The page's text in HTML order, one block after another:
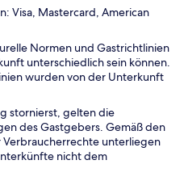
Visa, Mastercard, American
Normen und Gastrichtlinien
unterschiedlich sein können.
wurden von der Unterkunft
stornierst, gelten die
des Gastgebers. Gemäß den
unterliegen
nicht dem